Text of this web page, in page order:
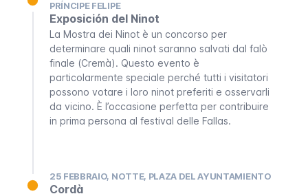
PRÍNCIPE FELIPE
Exposición del Ninot
La Mostra dei Ninot è un concorso per
determinare quali ninot saranno salvati dal falò
finale (Cremà). Questo evento è
particolarmente speciale perché tutti i visitatori
possono votare i loro ninot preferiti e osservarli
da vicino. È l’occasione perfetta per contribuire
in prima persona al festival delle Fallas.
25 FEBBRAIO, NOTTE, PLAZA DEL AYUNTAMIENTO
Cordà